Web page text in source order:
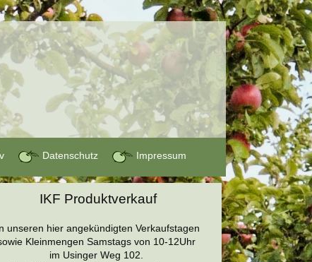
Datenschutz Impressum
IKF Produktverkauf
unseren hier angekündigten Verkaufstagen
Kleinmengen Samstags von 10-12Uhr
im Usinger Weg 102.